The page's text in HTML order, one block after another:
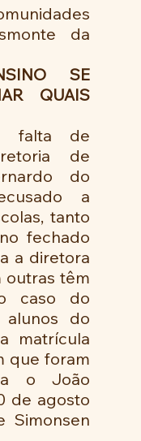
da
SE
QUAIS
falta de
de
do
a
tanto
fechado
a diretora
outras têm
caso do
alunos do
matrícula
que foram
o João
de agosto
Simonsen